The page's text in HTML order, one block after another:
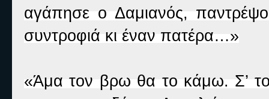
αγάπησε ο Δαμιανός,
συντροφιά κι έναν πατέρα…»
«Άμα τον βρω θα το κάμω. Σ’